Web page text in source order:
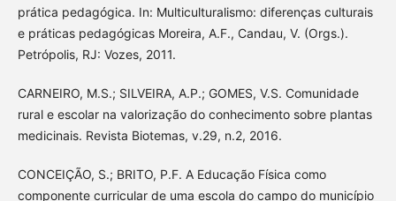
prática pedagógica. In: Multiculturalismo: diferenças culturais
e práticas pedagógicas Moreira, A.F., Candau, V. (Orgs.).
Petrópolis, RJ: Vozes, 2011.
CARNEIRO, M.S.; SILVEIRA, A.P.; GOMES, V.S. Comunidade
rural e escolar na valorização do conhecimento sobre plantas
medicinais. Revista Biotemas, v.29, n.2, 2016.
CONCEIÇÃO, S.; BRITO, P.F. A Educação Física como
componente curricular de uma escola do campo do município